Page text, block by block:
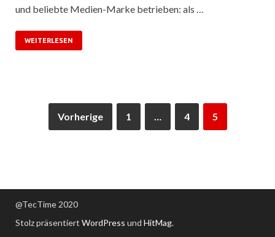
und beliebte Medien-Marke betrieben: als …
WEITERLESEN
Vorherige 1 4 5
@TecTime 2020
Stolz präsentiert WordPress und HitMag.